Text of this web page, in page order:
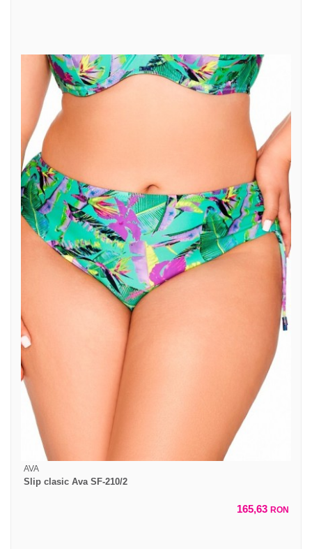
AVA
Slip clasic Ava SF-210/2
165,63 RON